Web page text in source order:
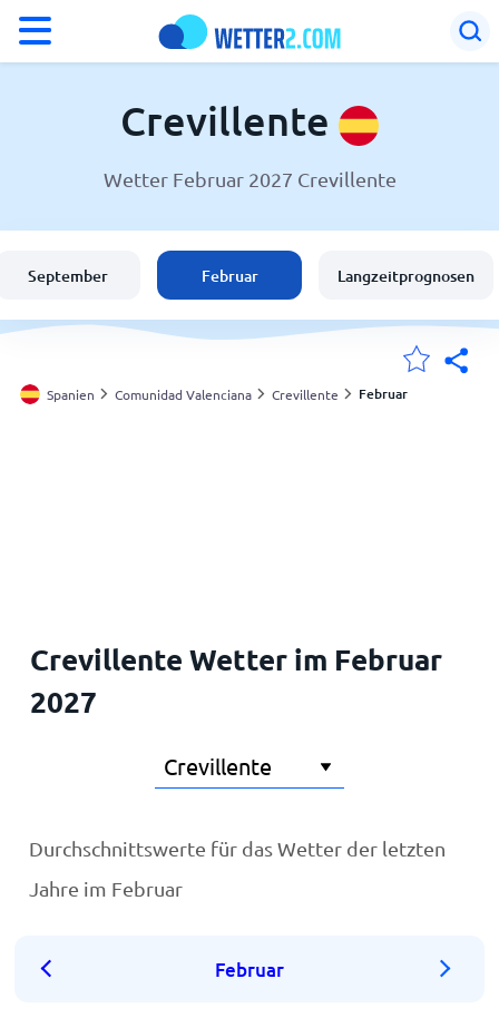
Wetter in Crevillente
Schweiz
Deutschland
Crevillente
Wetter Februar 2027 Crevillente
September Februar Langzeitprognosen
Spanien Comunidad Valenciana Crevillente Februar
Crevillente Wetter im Februar
2027
Durchschnittswerte für das Wetter der letzten
Jahre im Februar
Februar